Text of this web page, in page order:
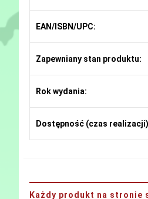
EAN/ISBN/UPC:
Zapewniany stan produktu:
Rok wydania:
Dostępność (czas
Każdy produkt na stronie